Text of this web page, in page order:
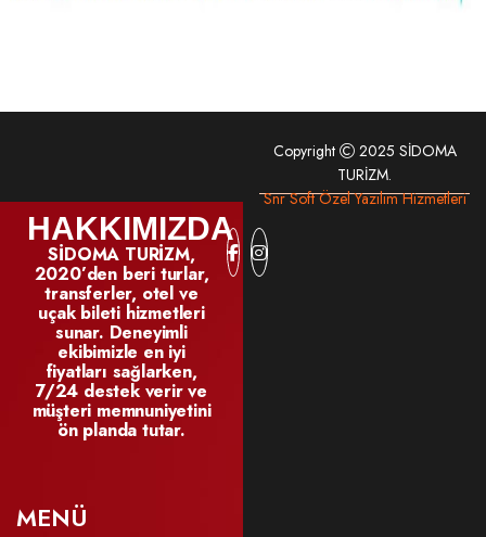
HAKKIMIZDA
SİDOMA TURİZM,
2020’den beri turlar,
transferler, otel ve
uçak bileti hizmetleri
sunar. Deneyimli
ekibimizle en iyi
fiyatları sağlarken,
7/24 destek verir ve
müşteri memnuniyetini
ön planda tutar.
MENÜ
Copyright
2025 SİDOMA
TURİZM.
Snr Soft Özel Yazılım Hizmetleri